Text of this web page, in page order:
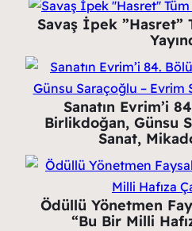
Savaş İpek ”Hasret”
Sanatın Evrim’i
Birlikdoğan, Günsu
Sanat,
Ödüllü Yönetmen
“Bu Bir Milli